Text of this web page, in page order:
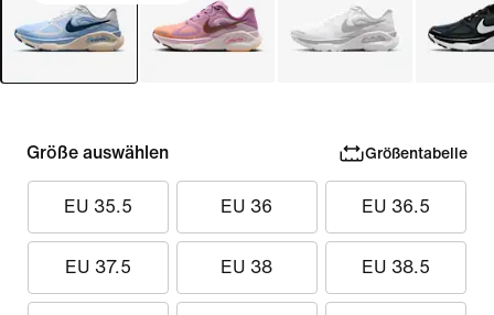
Größe auswählen Größentabelle
EU 35.5 EU 36 EU 36.5
EU 37.5 EU 38 EU 38.5